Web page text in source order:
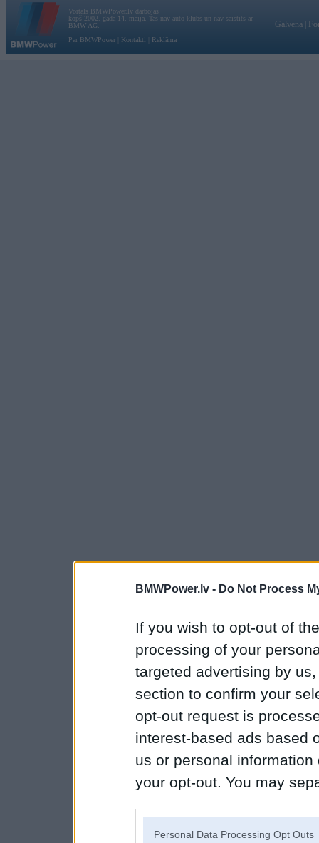
BMWPower.lv - Do Not Process
If you wish to opt-out of
processing of your
targeted advertising by
section to confirm your
opt-out request is
interest-based ads based
us or personal
your opt-out. You may
Personal Data Processing Opt Outs
Vortāls BMWPower.lv darbojas
kopš 2002. gada 14. maija. Tas nav auto klubs un nav saistīts ar
BMW AG.
Par BMWPower
Kontakti Reklāma
Galvena